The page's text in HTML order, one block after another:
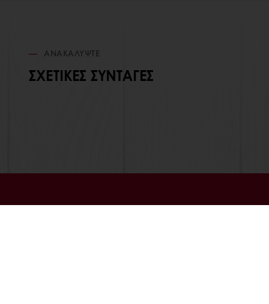
ΑΝΑΚΑΛΎΨΤΕ
ΣΧΕΤΙΚΈΣ ΣΥΝΤΑΓΈΣ